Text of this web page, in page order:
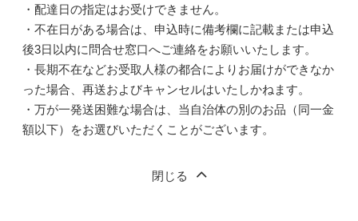
・配達日の指定はお受けできません。
・不在日がある場合は、申込時に備考欄に記載または申込
後3日以内に問合せ窓口へご連絡をお願いいたします。
・長期不在などお受取人様の都合によりお届けができなか
った場合、再送およびキャンセルはいたしかねます。
・万が一発送困難な場合は、当自治体の別のお品（同一金
額以下）をお選びいただくことがございます。
閉じる